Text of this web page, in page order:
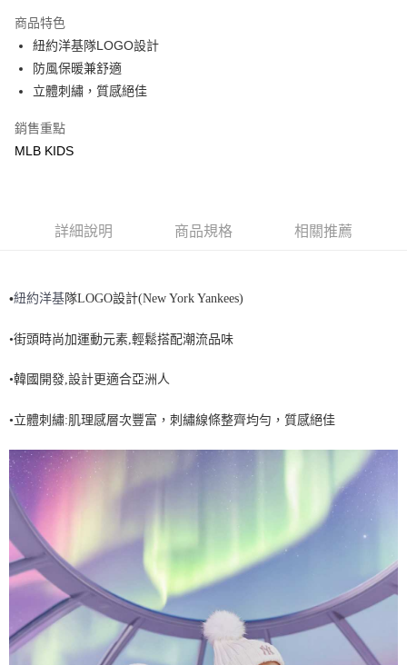
Apple Pay
街口支付
運送方式
全家取貨<不支援離島取退>
7-11取貨付款<未取貨列黑名單/不支援離島取退>
每筆NT$60，滿NT$499(含以上)免運費
宅配滿699免運
商品特色
紐約洋基隊LOGO設計
防風保暖兼舒適
立體刺繡，質感絕佳
銷售重點
MLB KIDS
詳細說明 商品規格 相關推薦
•紐約洋基隊LOGO設計(New York Yankees)
•街頭時尚加運動元素,輕鬆搭配潮流品味
•韓國開發,設計更適合亞洲人
•立體刺繡:肌理感層次豐富，刺繡線條整齊均勻，質感絕佳